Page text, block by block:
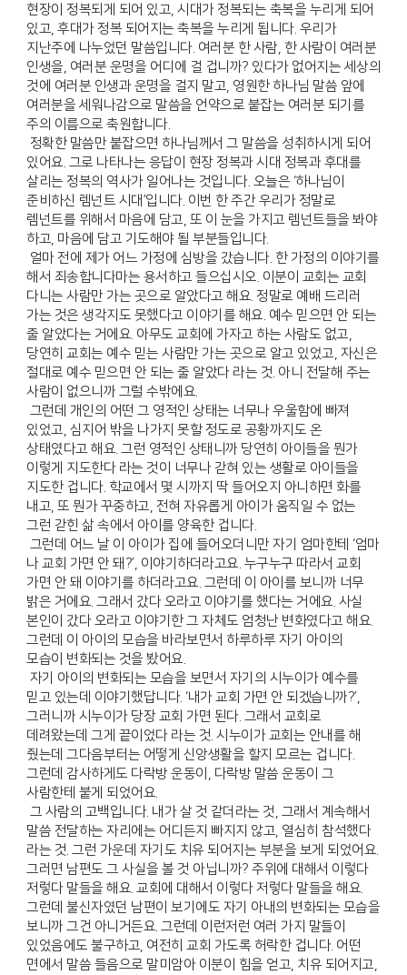
현장이 정복되게 되어 있고, 시대가 정복되는 축복을 누리게 되어
있고, 후대가 정복 되어지는 축복을 누리게 됩니다. 우리가
지난주에 나누었던 말씀입니다. 여러분 한 사람, 한 사람이 여러분
인생을, 여러분 운명을 어디에 걸 겁니까? 있다가 없어지는 세상의
것에 여러분 인생과 운명을 걸지 말고, 영원한 하나님 말씀 앞에
여러분을 세워나감으로 말씀을 언약으로 붙잡는 여러분 되기를
주의 이름으로 축원합니다.
정확한 말씀만 붙잡으면 하나님께서 그 말씀을 성취하시게 되어
있어요. 그로 나타나는 응답이 현장 정복과 시대 정복과 후대를
살리는 정복의 역사가 일어나는 것입니다. 오늘은 ‘하나님이
준비하신 렘넌트 시대’입니다. 이번 한 주간 우리가 정말로
렘넌트를 위해서 마음에 담고, 또 이 눈을 가지고 렘넌트들을 봐야
하고, 마음에 담고 기도해야 될 부분들입니다.
얼마 전에 제가 어느 가정에 심방을 갔습니다. 한 가정의 이야기를
해서 죄송합니다마는 용서하고 들으십시오. 이분이 교회는 교회
다니는 사람만 가는 곳으로 알았다고 해요. 정말로 예배 드리러
가는 것은 생각지도 못했다고 이야기를 해요. 예수 믿으면 안 되는
줄 알았다는 거에요. 아무도 교회에 가자고 하는 사람도 없고,
당연히 교회는 예수 믿는 사람만 가는 곳으로 알고 있었고, 자신은
절대로 예수 믿으면 안 되는 줄 알았다 라는 것. 아니 전달해 주는
사람이 없으니까 그럴 수밖에요.
그런데 개인의 어떤 그 영적인 상태는 너무나 우울함에 빠져
있었고, 심지어 밖을 나가지 못할 정도로 공황까지도 온
상태였다고 해요. 그런 영적인 상태니까 당연히 아이들을 뭔가
이렇게 지도한다 라는 것이 너무나 갇혀 있는 생활로 아이들을
지도한 겁니다. 학교에서 몇 시까지 딱 들어오지 아니하면 화를
내고, 또 뭔가 꾸중하고, 전혀 자유롭게 아이가 움직일 수 없는
그런 갇힌 삶 속에서 아이를 양육한 겁니다.
그런데 어느 날 이 아이가 집에 들어오더니만 자기 엄마한테 ‘엄마
나 교회 가면 안 돼?’, 이야기하더라고요. 누구누구 따라서 교회
가면 안 돼 이야기를 하더라고요. 그런데 이 아이를 보니까 너무
밝은 거에요. 그래서 갔다 오라고 이야기를 했다는 거에요. 사실
본인이 갔다 오라고 이야기한 그 자체도 엄청난 변화였다고 해요.
그런데 이 아이의 모습을 바라보면서 하루하루 자기 아이의
모습이 변화되는 것을 봤어요.
자기 아이의 변화되는 모습을 보면서 자기의 시누이가 예수를
믿고 있는데 이야기했답니다. ‘내가 교회 가면 안 되겠습니까?’,
그러니까 시누이가 당장 교회 가면 된다. 그래서 교회로
데려왔는데 그게 끝이었다 라는 것. 시누이가 교회는 안내를 해
줬는데 그다음부터는 어떻게 신앙생활을 할지 모르는 겁니다.
그런데 감사하게도 다락방 운동이, 다락방 말씀 운동이 그
사람한테 붙게 되었어요.
그 사람의 고백입니다. 내가 살 것 같더라는 것, 그래서 계속해서
말씀 전달하는 자리에는 어디든지 빠지지 않고, 열심히 참석했다
라는 것. 그런 가운데 자기도 치유 되어지는 부분을 보게 되었어요.
그러면 남편도 그 사실을 볼 것 아닙니까? 주위에 대해서 이렇다
저렇다 말들을 해요. 교회에 대해서 이렇다 저렇다 말들을 해요.
그런데 불신자였던 남편이 보기에도 자기 아내의 변화되는 모습을
보니까 그건 아니거든요. 그런데 이런저런 여러 가지 말들이
있었음에도 불구하고, 여전히 교회 가도록 허락한 겁니다. 어떤
면에서 말씀 들음으로 말미암아 이분이 힘을 얻고, 치유 되어지고,